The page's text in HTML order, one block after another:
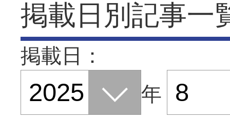
掲載日別記事一
掲載日：
年